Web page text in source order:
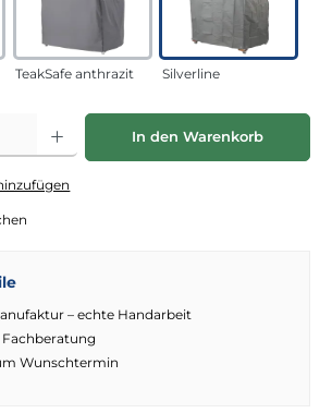
TeakSafe anthrazit Silverline
gewünschten Wert ein oder benutze die
In den Warenkorb
– echte Handarbeit
Wunschtermin